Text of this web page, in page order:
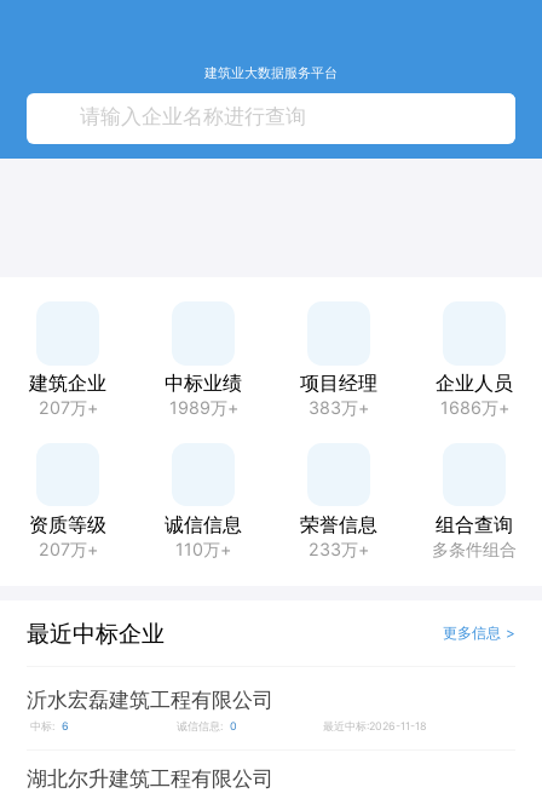
建筑业大数据服务平台
建筑企业
207万+
中标业绩
1989万+
项目经理
383万+
企业人员
1686万+
资质等级
207万+
诚信信息
110万+
荣誉信息
233万+
组合查询
多条件组合
最近中标企业 更多信息 >
沂水宏磊建筑工程有限公司
中标: 6 诚信信息: 0 最近中标:2026-11-18
湖北尔升建筑工程有限公司